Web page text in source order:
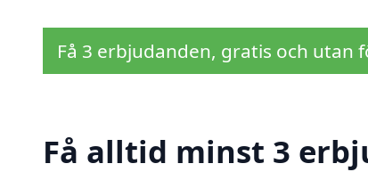
Få 3 erbjudanden, gratis och utan
Få alltid minst 3